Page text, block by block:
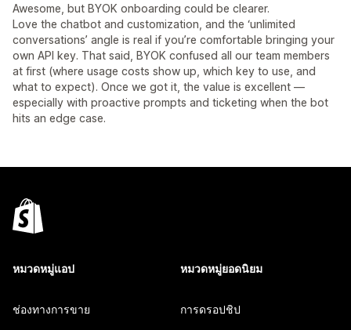
Awesome, but BYOK onboarding could be clearer.
‎Love the chatbot and customization, and the ‘unlimited
conversations’ angle is real if you’re comfortable bringing your
own API key. That said, BYOK confused all our team members
at first (where usage costs show up, which key to use, and
what to expect). Once we got it, the value is excellent —
especially with proactive prompts and ticketing when the bot
hits an edge case.
หมวดหมู่แอป
ช่องทางการขาย
หมวดหมู่ยอดนิยม
การดรอปชิป